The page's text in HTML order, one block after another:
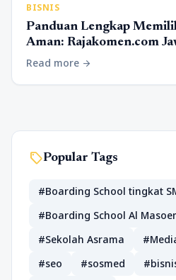
BISNIS
Panduan Lengkap
Aman: Rajakomen.com
Read more arrow_forward
sellPopular Tags
#Boarding School tingkat
#Boarding School Al
#Sekolah Asrama
#seo
#sosmed